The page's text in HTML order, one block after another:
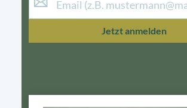
Jetzt anmelden